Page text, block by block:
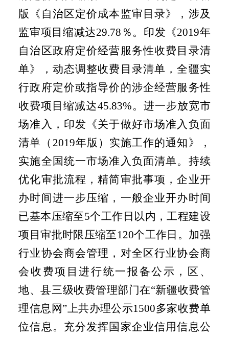
版《自治区定价成本监审目录》，涉及
监审项目缩减达29.78 ％。印发《2019年
自治区政府定价经营服务性收费目录清
单》，动态调整收费目录清单，全疆实
行政府定价或指导价的涉企经营服务性
收费项目缩减达45.83%。进一步放宽市
场准入，印发《关于做好市场准入负面
清单（ 2019年版）实施工作的通知》，
实施全国统一市场准入负面清单。持续
优化审批流程，精简审批事项，企业开
办时间进一步压缩，一般企业开办时间
已基本压缩至5个工作日以内，工程建设
项目审批时限压缩至120个工作日。加强
行业协会商会管理，对全区行业协会商
会收费项目进行统一报备公示，区、
地、县三级收费管理部门在“新疆收费管
理信息网”上共办理公示1500多家收费单
位信息。充分发挥国家企业信用信息公